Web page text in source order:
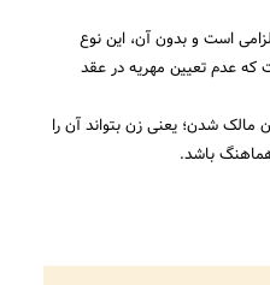
است و بدون آن، این نوع
که عدم تعیین مهریه در عقد
مالک شدن؛ یعنی زن بتواند آن را
باشد.